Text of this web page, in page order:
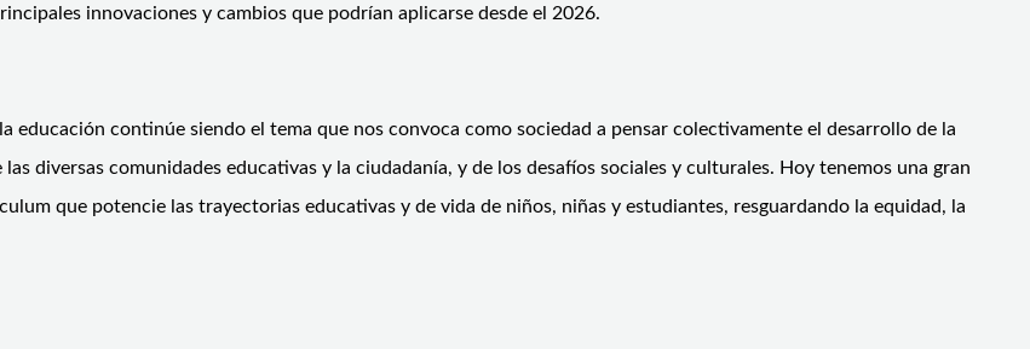
innovaciones y cambios que podrían aplicarse desde el 2026.
educación continúe siendo el tema que nos convoca como sociedad a pensar colectivamente el desarrollo de la
diversas comunidades educativas y la ciudadanía, y de los desafíos sociales y culturales. Hoy tenemos una gran
que potencie las trayectorias educativas y de vida de niños, niñas y estudiantes, resguardando la equidad, la